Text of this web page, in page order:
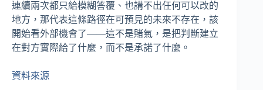
連續兩次都只給模糊答覆、也講不出任何可以改的
地方，那代表這條路徑在可預見的未來不存在，該
開始看外部機會了——這不是賭氣，是把判斷建立
在對方實際給了什麼，而不是承諾了什麼。
資料來源